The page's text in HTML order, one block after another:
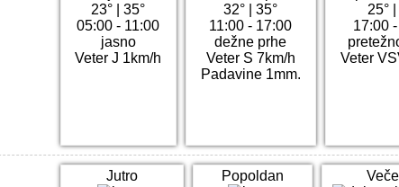
23° |35°
05:00 - 11:00
jasno
Veter J 1km/h
32° |35°
11:00 - 17:00
dežne prhe
Veter S 7km/h
Padavine 1mm.
25°
17:00
Veter
Jutro Popoldan